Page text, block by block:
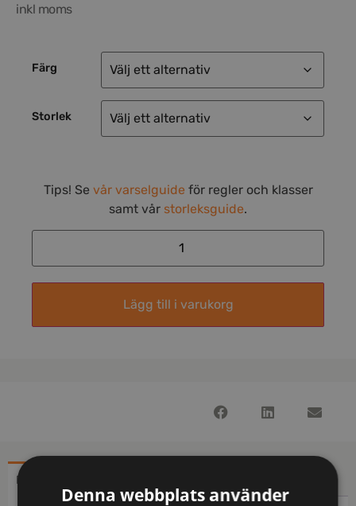
inkl moms
Färg
Storlek
Tips! Se vår varselguide för regler och klasser
samt vår storleksguide.
Lägg till i varukorg
BESKRIVNING
Denna webbplats använder